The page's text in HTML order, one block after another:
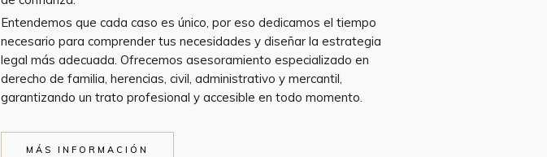
Entendemos que cada caso es único, por eso dedicamos el tiempo
necesario para comprender tus necesidades y diseñar la estrategia
legal más adecuada. Ofrecemos asesoramiento especializado en
derecho de familia, herencias, civil, administrativo y mercantil,
garantizando un trato profesional y accesible en todo momento.
MÁS INFORMACIÓN